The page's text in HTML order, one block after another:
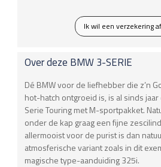
Ik wil een verzekering
Over deze BMW3-SERIE
Dé BMW voor de liefhebber die z’n
hot-hatch ontgroeid is, is al sinds
Serie Touring met M-sportpakket.
onder de kap graag een fijne
allermooist voor de purist is dan
atmosferische variant zoals in dit
magische type-aanduiding 325i.